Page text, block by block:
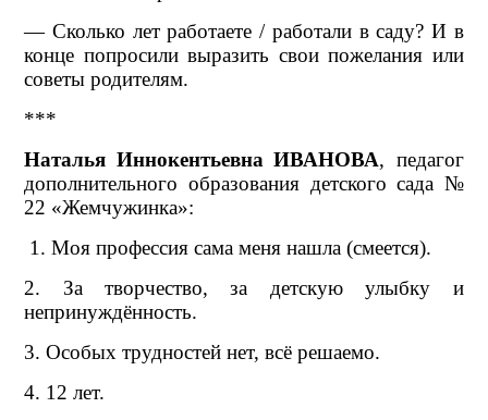
— Сколько лет работаете / работали в саду? И в
конце попросили выразить свои пожелания или
советы родителям.
***
Наталья Иннокентьевна ИВАНОВА, педагог
дополнительного образования детского сада №
22 «Жемчужинка»:
1. Моя профессия сама меня нашла (смеется).
2. За творчество, за детскую улыбку и
непринуждённость.
3. Особых трудностей нет, всё решаемо.
4. 12 лет.